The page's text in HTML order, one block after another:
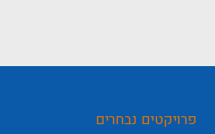
פרויקטים נבחרים